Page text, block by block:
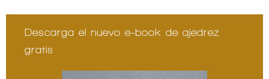
Descarga el nuevo e-book de ajedrez
gratis